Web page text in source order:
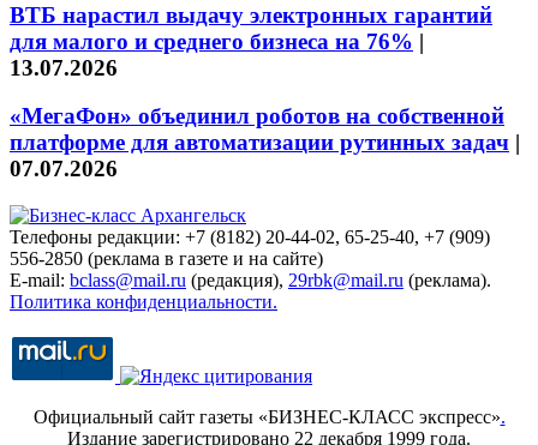
ВТБ нарастил выдачу электронных гарантий
для малого и среднего бизнеса на 76% |
13.07.2026
«МегаФон» объединил роботов на собственной
платформе для автоматизации рутинных задач |
07.07.2026
Телефоны редакции: +7 (8182) 20-44-02, 65-25-40, +7 (909)
556-2850 (реклама в газете и на сайте)
E-mail: bclass@mail.ru (редакция), 29rbk@mail.ru (реклама).
Политика конфиденциальности.
Официальный сайт газеты «БИЗНЕС-КЛАСС экспресс».
Издание зарегистрировано 22 декабря 1999 года.